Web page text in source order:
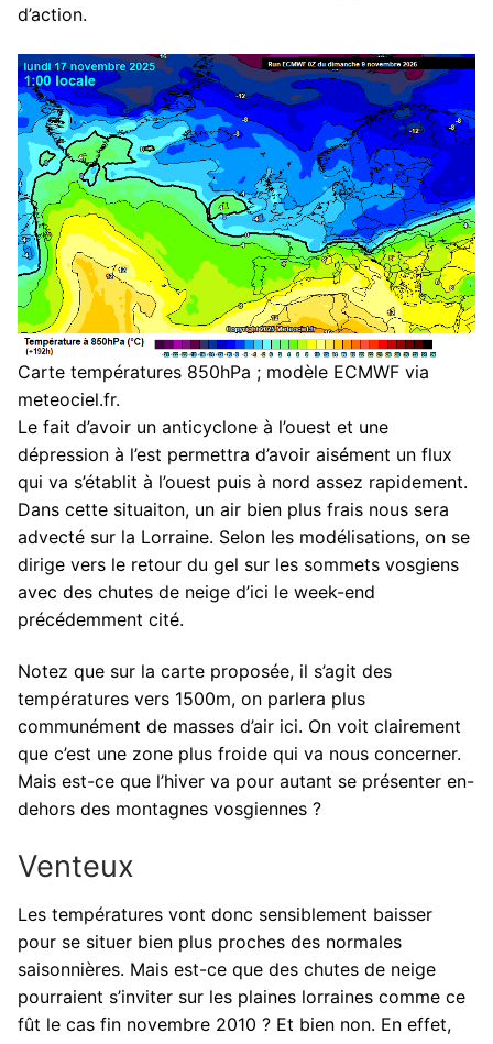
d’action.
Carte températures 850hPa ; modèle ECMWF via
meteociel.fr.
Le fait d’avoir un anticyclone à l’ouest et une
dépression à l’est permettra d’avoir aisément un flux
qui va s’établit à l’ouest puis à nord assez rapidement.
Dans cette situaiton, un air bien plus frais nous sera
advecté sur la Lorraine. Selon les modélisations, on se
dirige vers le retour du gel sur les sommets vosgiens
avec des chutes de neige d’ici le week-end
précédemment cité.
Notez que sur la carte proposée, il s’agit des
températures vers 1500m, on parlera plus
communément de masses d’air ici. On voit clairement
que c’est une zone plus froide qui va nous concerner.
Mais est-ce que l’hiver va pour autant se présenter en-
dehors des montagnes vosgiennes ?
Venteux
Les températures vont donc sensiblement baisser
pour se situer bien plus proches des normales
saisonnières. Mais est-ce que des chutes de neige
pourraient s’inviter sur les plaines lorraines comme ce
fût le cas fin novembre 2010 ? Et bien non. En effet,